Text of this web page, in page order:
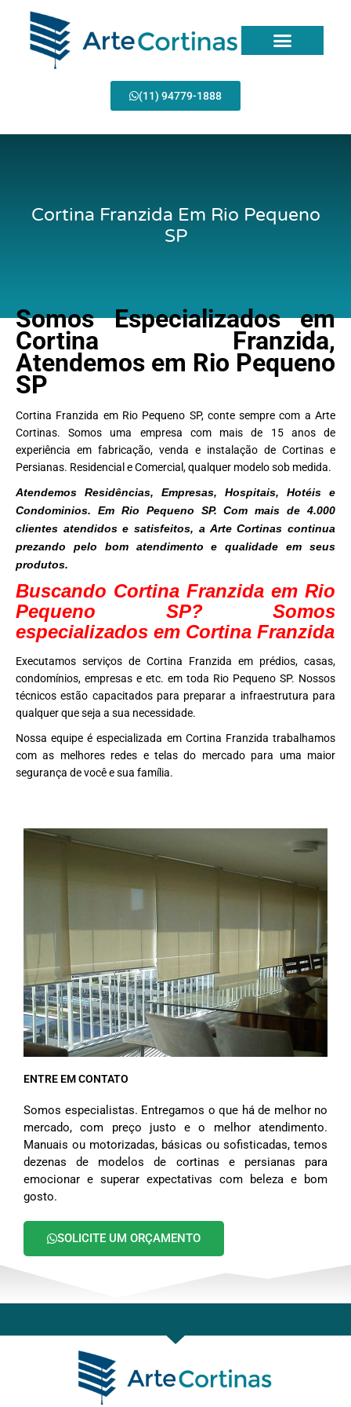
conteúdo
(11) 94779-1888
Cortina Franzida Em Rio Pequeno
SP
Somos Especializados em
Cortina Franzida,
Atendemos em Rio Pequeno
SP
Cortina Franzida em Rio Pequeno SP, conte sempre com a Arte
Cortinas. Somos uma empresa com mais de 15 anos de
experiência em fabricação, venda e instalação de Cortinas e
Persianas. Residencial e Comercial, qualquer modelo sob medida.
Atendemos Residências, Empresas, Hospitais, Hotéis e
Condominios. Em Rio Pequeno SP. Com mais de 4.000
clientes atendidos e satisfeitos, a Arte Cortinas continua
prezando pelo bom atendimento e qualidade em seus
produtos.
Buscando Cortina Franzida em Rio
Pequeno SP? Somos
especializados em Cortina Franzida
Executamos serviços de Cortina Franzida em prédios, casas,
condomínios, empresas e etc. em toda Rio Pequeno SP. Nossos
técnicos estão capacitados para preparar a infraestrutura para
qualquer que seja a sua necessidade.
Nossa equipe é especializada em Cortina Franzida trabalhamos
com as melhores redes e telas do mercado para uma maior
segurança de você e sua família.
ENTRE EM CONTATO
Somos especialistas. Entregamos o que há de melhor no
mercado, com preço justo e o melhor atendimento.
Manuais ou motorizadas, básicas ou sofisticadas, temos
dezenas de modelos de cortinas e persianas para
emocionar e superar expectativas com beleza e bom
gosto.
SOLICITE UM ORÇAMENTO